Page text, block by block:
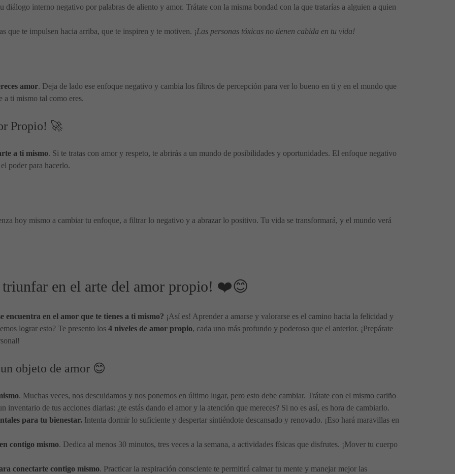
diálogo interno negativo por palabras de aliento y amor. Trátate con la misma bondad con la que tratarías a alguien a quien
que te impulsen hacia arriba, que te inspiren y te motiven. ¡Las personas tóxicas no tienen cabida en tu vida!
amor. Deja de lado ese enfoque negativo y cambia los filtros de percepción para ver lo bueno en ti y en el mundo que
a ti mismo tal como eres.
Propio! 🚀
a ti mismo. Si te tratas con amor y respeto, te abrirás a un mundo de posibilidades y oportunidades. El enfoque negativo
poder para hacerlo.
hoy mismo a cambiar tu enfoque, a filtrar lo negativo y a abrazar lo positivo. Tu vida se transformará, y el mundo verá
triunfar en el arte del amor propio! ❤️😊
encuentra en el amor que te tienes a ti mismo? ¡Así es! Aprender a amarse y valorarse es el camino hacia la felicidad y
lograr esto? Te presento los 4 niveles de amor propio, cada uno más profundo y poderoso que el anterior. ¡Prepárate
objeto de amor 😊
. Muchas veces, nos descuidamos y nos ponemos en último lugar, pero esto debe cambiar. Trátate con el mismo cariño
inventario de tus acciones diarias: ¿te estás dando el amor y la atención que mereces? Si no es así, es hora de cambiarlo.
para tu bienestar. Intenta dormir lo suficiente y despertar sintiéndote descansado y renovado. ¡Eso hará maravillas en
contigo mismo. Dedica al menos 30 minutos, tres veces a la semana, a actividades físicas que disfrutes. ¡Mover tu cuerpo
conectarte contigo mismo. Practicar la respiración consciente te permitirá calmar tu mente y manejar mejor las